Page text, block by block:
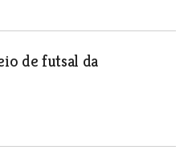
de futsal da